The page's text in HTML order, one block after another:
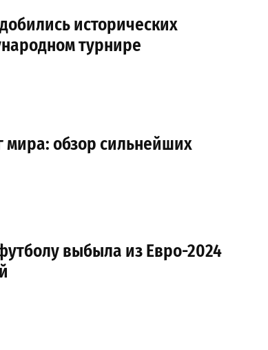
исторических
турнире
мира: обзор сильнейших
выбыла из Евро-2024